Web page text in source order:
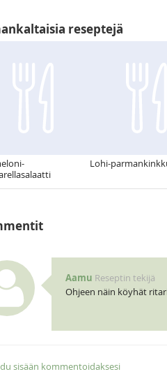
reseptejä
Lohi-
Aamu Reseptin tekijä
Ohjeen näin köyhät
sisään kommentoidaksesi